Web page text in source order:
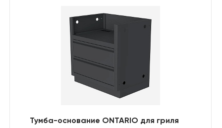
Тумба-основание ONTARIO для гриля